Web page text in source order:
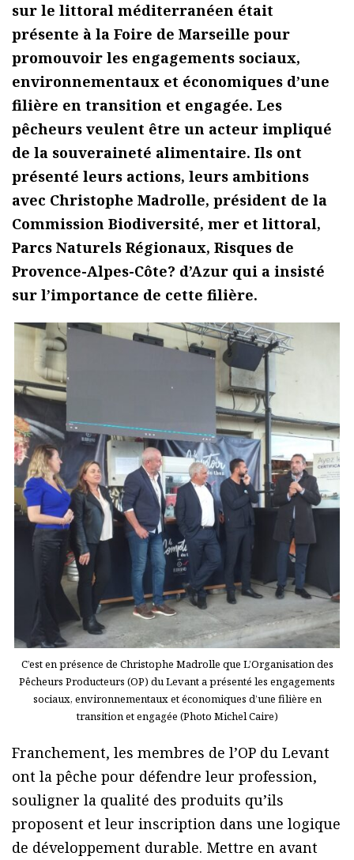
sur le littoral méditerranéen était
présente à la Foire de Marseille pour
promouvoir les engagements sociaux,
environnementaux et économiques d’une
filière en transition et engagée. Les
pêcheurs veulent être un acteur impliqué
de la souveraineté alimentaire. Ils ont
présenté leurs actions, leurs ambitions
avec Christophe Madrolle, président de la
Commission Biodiversité, mer et littoral,
Parcs Naturels Régionaux, Risques de
Provence-Alpes-Côte? d’Azur qui a insisté
sur l’importance de cette filière.
C’est en présence de Christophe Madrolle que L’Organisation des
Pêcheurs Producteurs (OP) du Levant a présenté les engagements
sociaux, environnementaux et économiques d’une filière en
transition et engagée (Photo Michel Caire)
Franchement, les membres de l’OP du Levant
ont la pêche pour défendre leur profession,
souligner la qualité des produits qu’ils
proposent et leur inscription dans une logique
de développement durable. Mettre en avant